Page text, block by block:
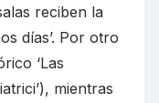
reciben la
días’. Por otro
‘Las
mientras